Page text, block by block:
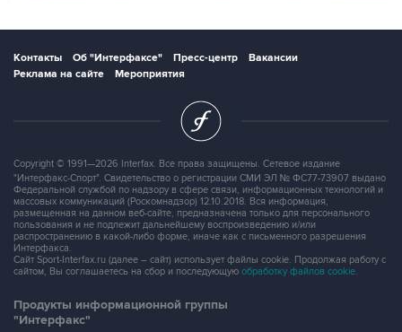
Контакты Об "Интерфаксе" Пресс-центр
Вакансии
Реклама на сайте
Мероприятия
Copyright © 1991—2026 Interfax. Все права защищены. Сетевое издание
"Интерфакс-Спорт". Свидетельство о регистрации СМИ ЭЛ № ФС77-73907 выдано
Федеральной службой по надзору в сфере связи, информационных технологий и
массовых коммуникаций (Роскомнадзор) 12.10.2018. Вся информация,
размещенная на данном веб-сайте, предназначена только для персонального
пользования и не подлежит дальнейшему воспроизведению и/или
распространению в какой-либо форме, иначе как с письменного разрешения
Интерфакса.
Сайт Sport-Interfax.ru (далее – сайт) использует файлы cookie. Продолжая работу с
сайтом, Вы соглашаетесь на сбор и последующую обработку файлов cookie
Продукты информационной группы
"Интерфакс"